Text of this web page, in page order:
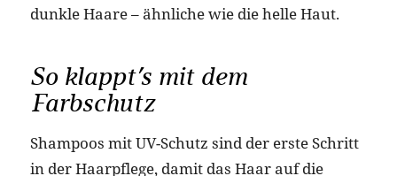
dunkle Haare – ähnliche wie die helle Haut.
So klappt’s mit dem
Farbschutz
Shampoos mit UV-Schutz sind der erste Schritt
in der Haarpflege, damit das Haar auf die